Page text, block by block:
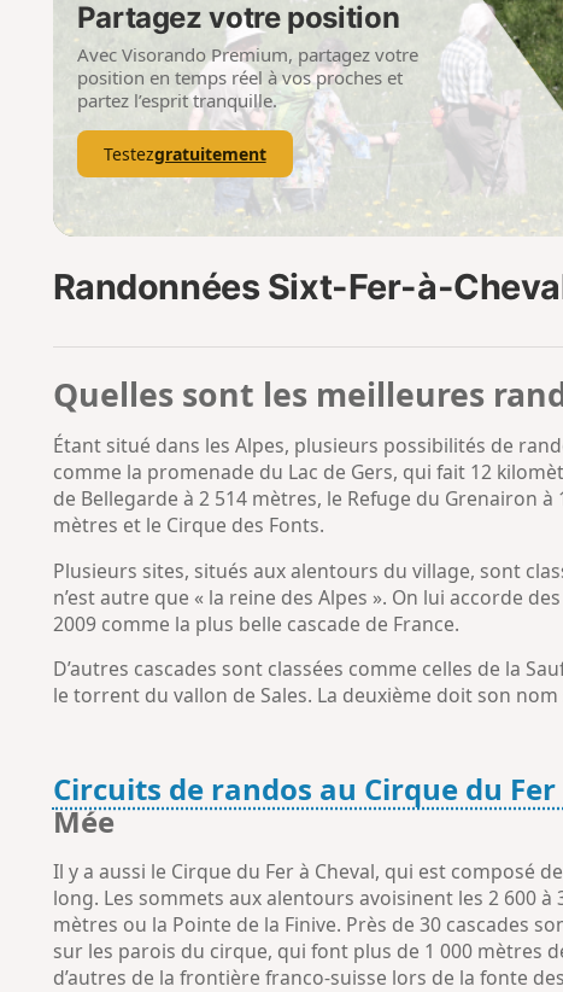
Partagez votre position
Avec Visorando Premium, partagez votre
position en temps réel à vos proches et
partez l’esprit tranquille.
Testezgratuitement
Randonnées Sixt-Fer-à-
Quelles sont les meilleures
Étant situé dans les Alpes, plusieurs possibilités de
comme la promenade du Lac de Gers, qui fait 12
de Bellegarde à 2 514 mètres, le Refuge du Grenairon
mètres et le Cirque des Fonts.
Plusieurs sites, situés aux alentours du village, sont
n’est autre que « la reine des Alpes ». On lui accorde
2009 comme la plus belle cascade de France.
D’autres cascades sont classées comme celles de la
le torrent du vallon de Sales. La deuxième doit son
Circuits de randos au Cirque du Fer
Mée
Il y a aussi le Cirque du Fer à Cheval, qui est composé
long. Les sommets aux alentours avoisinent les 2 600 à
mètres ou la Pointe de la Finive. Près de 30 cascades
sur les parois du cirque, qui font plus de 1 000 mètres
d’autres de la frontière franco-suisse lors de la fonte